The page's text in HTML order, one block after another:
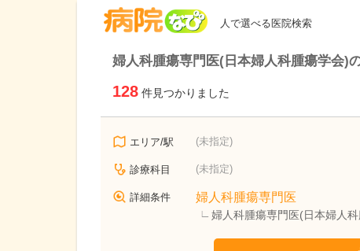
人で選べる医院検索
婦人科腫瘍専門医(日本婦人科腫瘍学会)
128 件見つかりました
エリア/駅 (未指定)
診療科目 (未指定)
詳細条件 婦人科腫瘍専門医
婦人科腫瘍専門医(日本婦人